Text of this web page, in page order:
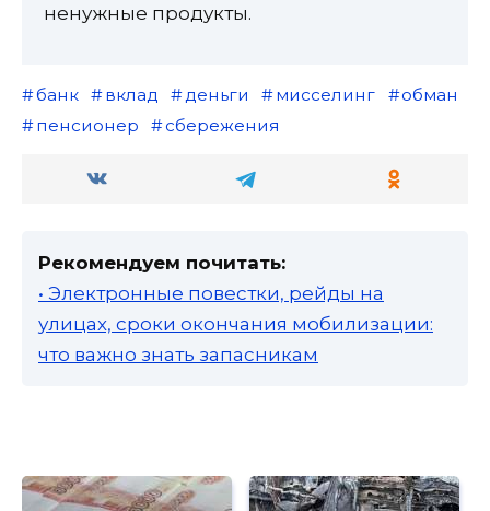
ненужные продукты.
банк вклад деньги мисселинг
обман
пенсионер
сбережения
Рекомендуем почитать:
• Электронные повестки, рейды на
улицах, сроки окончания мобилизации:
что важно знать запасникам